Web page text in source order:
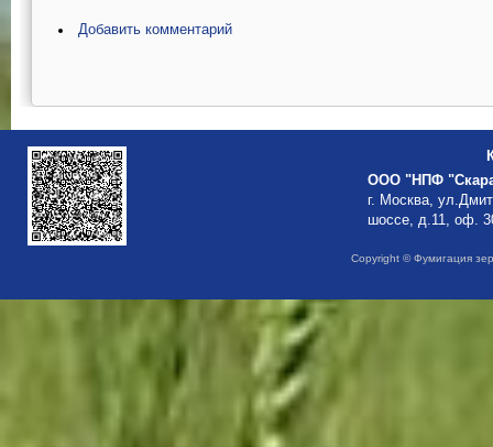
Добавить комментарий
ООО "НПФ
г. Москва,
шоссе, д.11, оф.
Copyright © Фумигация